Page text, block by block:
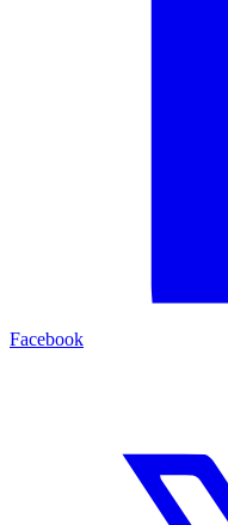
Facebook